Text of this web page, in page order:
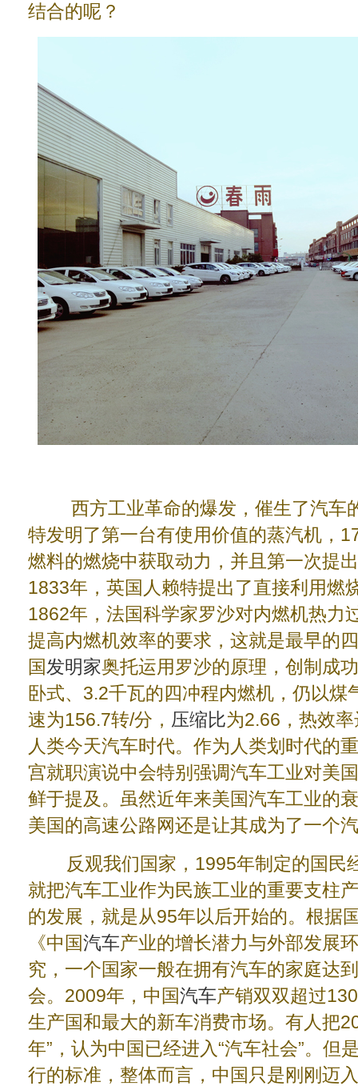
结合的呢？
西方工业革命的爆发，催生了汽车
特发明了第一台有使用价值的蒸汽机，
燃料的燃烧中获取动力，并且第一次提
1833年，英国人赖特提出了直接利用燃
1862年，法国科学家罗沙对内燃机热力
提高内燃机效率的要求，这就是最早的
国发明家奥托运用罗沙的原理，创制成
卧式、3.2千瓦的四冲程内燃机，仍以煤
速为156.7转/分， 压缩比为2.66，热效
人类今天汽车时代。作为人类划时代的
宫就职演说中会特别强调汽车工业对美
鲜于提及。虽然近年来美国汽车工业的
美国的高速公路网还是让其成为了一个
反观我们国家，1995年制定的国民经
就把汽车工业作为民族工业的重要支柱
的发展，就是从95年以后开始的。根据
《中国汽车产业的增长潜力与外部发展
究，一个国家一般在拥有汽车的家庭达
会。2009年，中国汽车产销双双超过
生产国和最大的新车消费市场。有人把
年”，认为中国已经进入“汽车社会”。但
行的标准，整体而言，中国只是刚刚迈